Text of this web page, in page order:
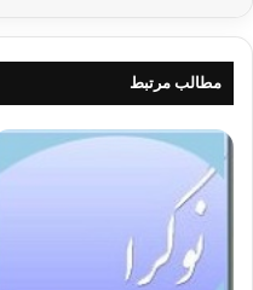
مطالب مرتبط